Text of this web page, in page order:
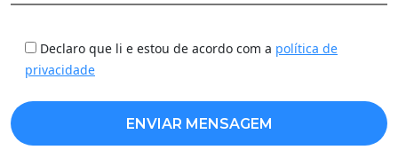
Declaro que li e estou de acordo com a política de
privacidade